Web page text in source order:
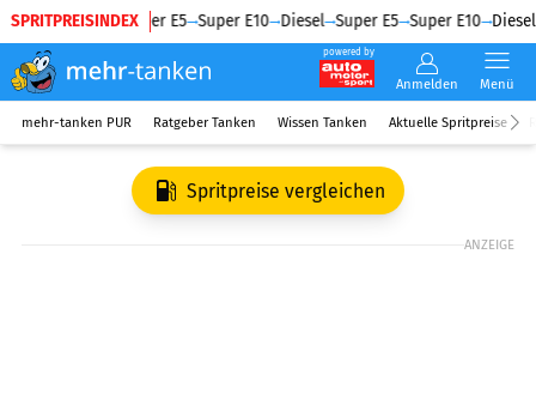
SPRITPREISINDEX
Diesel Super E5 Super E10 Diesel Super E5 Super E10 Diesel
powered by
Anmelden Menü
mehr-tanken PUR Ratgeber Tanken Wissen Tanken Aktuelle Spritpreise
Spritpreise vergleichen
ANZEIGE